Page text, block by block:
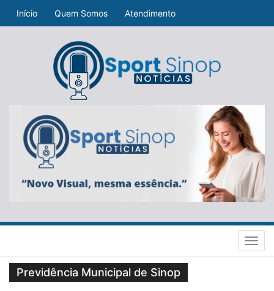
Início Quem Somos Atendimento
Previdência Municipal de Sinop